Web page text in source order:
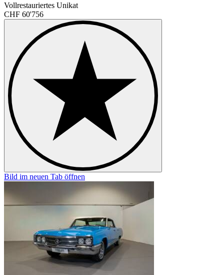
Vollrestauriertes Unikat
CHF 60'756
Bild im neuen Tab öffnen